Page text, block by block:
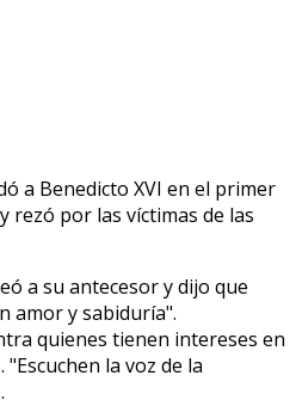
a su antecesor y dijo que
amor y sabiduría".
quienes tienen intereses en
la voz de la